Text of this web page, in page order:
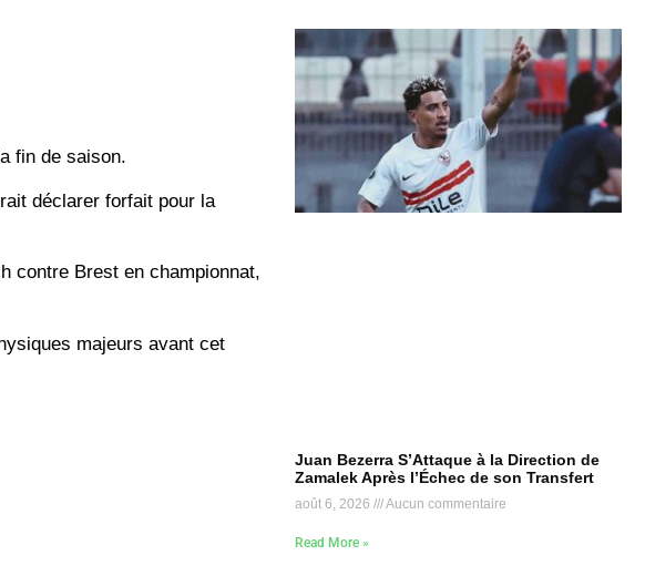
fin de saison.
déclarer forfait pour la
contre Brest en championnat,
majeurs avant cet
Juan Bezerra S’Attaque à la Direction de
Zamalek Après l’Échec de son Transfert
août 6, 2026 Aucun commentaire
Read More »